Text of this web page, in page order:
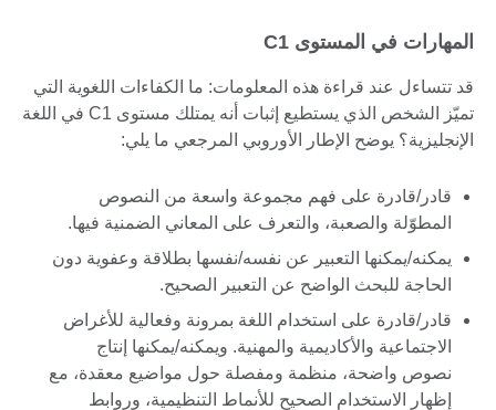
المهارات في المستوى C1
قد تتساءل عند قراءة هذه المعلومات: ما الكفاءات اللغوية التي
تميّز الشخص الذي يستطيع إثبات أنه يمتلك مستوى C1 في اللغة
الإنجليزية؟ يوضح الإطار الأوروبي المرجعي ما يلي:
قادر/قادرة على فهم مجموعة واسعة من النصوص
المطوّلة والصعبة، والتعرف على المعاني الضمنية فيها.
يمكنه/يمكنها التعبير عن نفسه/نفسها بطلاقة وعفوية دون
الحاجة للبحث الواضح عن التعبير الصحيح.
قادر/قادرة على استخدام اللغة بمرونة وفعالية للأغراض
الاجتماعية والأكاديمية والمهنية. ويمكنه/يمكنها إنتاج
نصوص واضحة، منظمة ومفصلة حول مواضيع معقدة، مع
إظهار الاستخدام الصحيح للأنماط التنظيمية، وروابط